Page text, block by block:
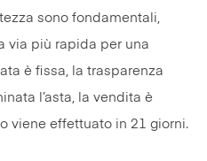
sono fondamentali,
via più rapida per una
è fissa, la trasparenza
l’asta, la vendita è
viene effettuato in 21 giorni.